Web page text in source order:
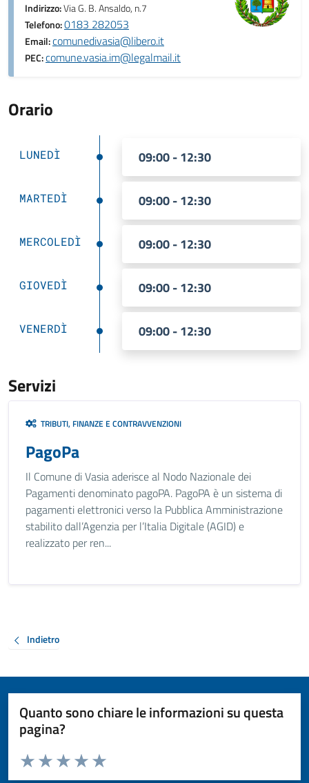
Indirizzo:Via G. B. Ansaldo, n.7
Telefono:0183 282053
Email:comunedivasia@libero.it
PEC:comune.vasia.im@legalmail.it
Orario
LUNEDÌ 09:00 - 12:30
MARTEDÌ 09:00 - 12:30
MERCOLEDÌ 09:00 - 12:30
GIOVEDÌ 09:00 - 12:30
VENERDÌ 09:00 - 12:30
Servizi
TRIBUTI, FINANZE E CONTRAVVENZIONI
PagoPa
Il Comune di Vasia aderisce al Nodo Nazionale dei
Pagamenti denominato pagoPA. PagoPA è un sistema di
pagamenti elettronici verso la Pubblica Amministrazione
stabilito dall’Agenzia per l’Italia Digitale (AGID) e
realizzato per ren...
Indietro
Quanto sono chiare le informazioni su questa
pagina?
Valuta da 1 a 5 stelle la pagina
Valuta 5 stelle su 5
Valuta 4 stelle su 5
Valuta 3 stelle su 5
Valuta 2 stelle su 5
Valuta 1 stelle su 5